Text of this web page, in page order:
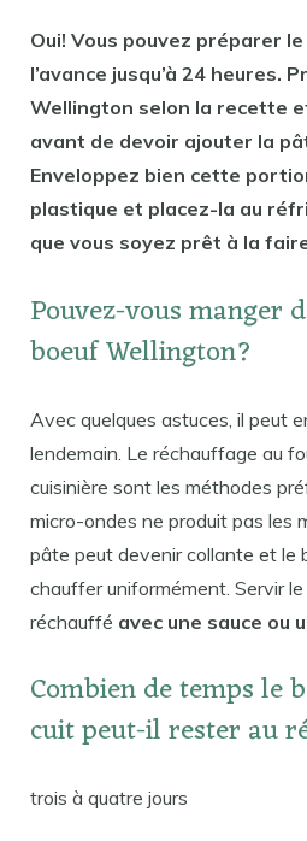
Oui! Vous pouvez préparer
l’avance jusqu’à 24 heures.
Wellington selon la recette
avant de devoir ajouter la
Enveloppez bien cette
plastique et placez-la au
que vous soyez prêt à la
Pouvez-vous manger
boeuf Wellington?
Avec quelques astuces, il peut
lendemain. Le réchauffage au
cuisinière sont les méthodes
micro-ondes ne produit pas les
pâte peut devenir collante et le
chauffer uniformément. Servir
réchauffé avec une sauce ou
Combien de temps le
cuit peut-il rester au
trois à quatre jours